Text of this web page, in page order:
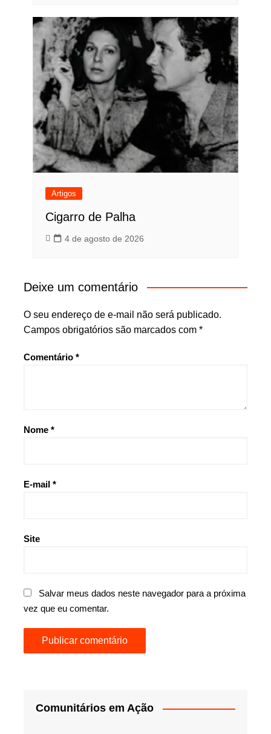
Artigos
Cigarro de Palha
4 de agosto de 2026
Deixe um comentário
O seu endereço de e-mail não será publicado.
Campos obrigatórios são marcados com *
Comentário *
Nome *
E-mail *
Site
Salvar meus dados neste navegador para a próxima
vez que eu comentar.
Comunitários em Ação